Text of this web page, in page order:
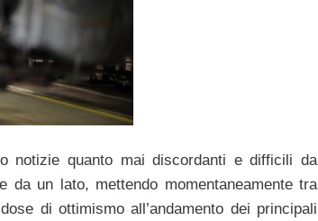
notizie quanto mai discordanti e difficili da
da un lato, mettendo momentaneamente tra
di ottimismo all’andamento dei principali